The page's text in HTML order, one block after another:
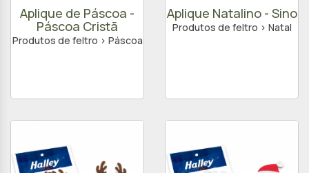
Aplique de Páscoa -
Páscoa Cristã
Produtos de feltro > Páscoa
Aplique Natalino - Sino
Produtos de feltro > Natal